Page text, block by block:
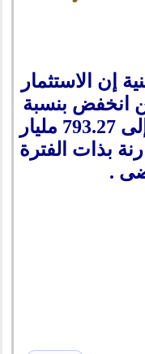
إن الاستثمار
انخفض بنسبة
1.3 % خلال العام الحالي إلى 793.27 مليار
مقارنة بذات الفترة
.